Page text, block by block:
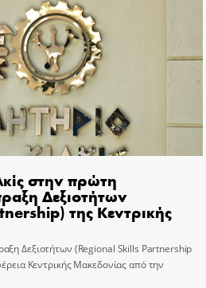
στην πρώτη
Δεξιοτήτων
της Κεντρικής
Δεξιοτήτων (Regional Skills Partnership
Κεντρικής Μακεδονίας από την